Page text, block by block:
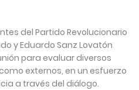
del Partido Revolucionario
y Eduardo Sanz Lovatón
para evaluar diversos
externos, en un esfuerzo
a través del diálogo.